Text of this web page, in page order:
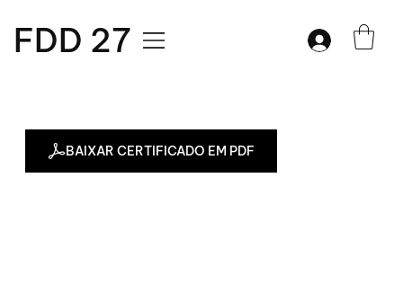
FDD 27
BAIXAR CERTIFICADO EM PDF